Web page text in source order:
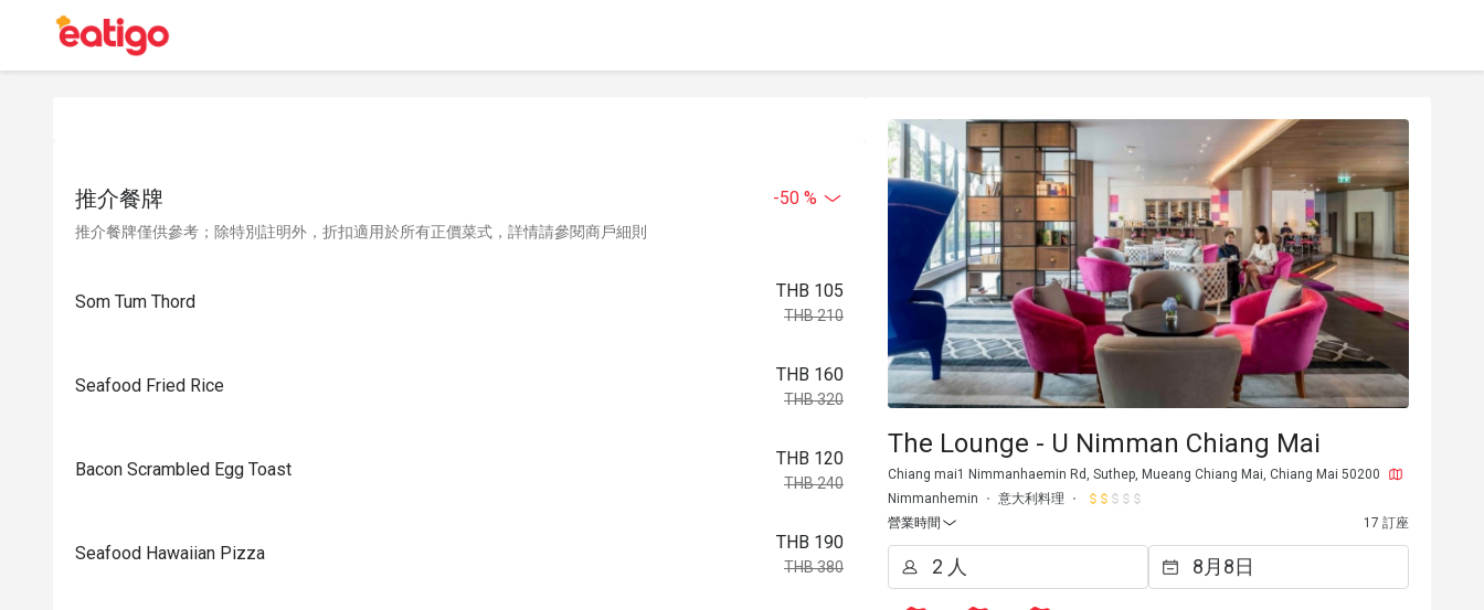
推介餐牌 -50 %
推介餐牌僅供參考；除特別註明外，折扣適用於所有正價菜式，詳情請參閱商戶細則
Som Tum Thord
THB 105
THB 210
Seafood Fried Rice
THB 160
THB 320
Bacon Scrambled Egg Toast
THB 120
THB 240
Seafood Hawaiian Pizza
THB 190
THB 380
The Lounge - U Nimman Chiang Mai
Chiang mai1 Nimmanhaemin Rd, Suthep, Mueang Chiang Mai, Chiang Mai 50200
Nimmanhemin
意大利料理
營業時間
17 訂座